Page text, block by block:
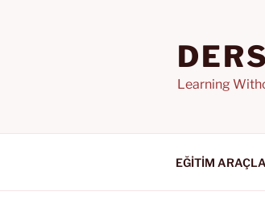
Learning
EĞİTİM